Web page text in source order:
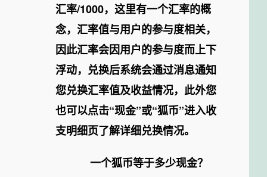
汇率/1000，这里有一个汇率的概
念，汇率值与用户的参与度相关，
因此汇率会因用户的参与度而上下
浮动，兑换后系统会通过消息通知
您兑换汇率值及收益情况，此外您
也可以点击“现金”或“狐币”进入收
支明细页了解详细兑换情况。
一个狐币等于多少现金？